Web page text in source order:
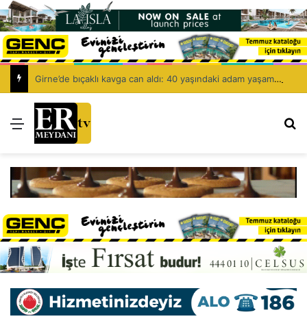
Girne’de bıçaklı kavga can aldı: 40 yaşındaki adam yaşamını yitirdi
Menü